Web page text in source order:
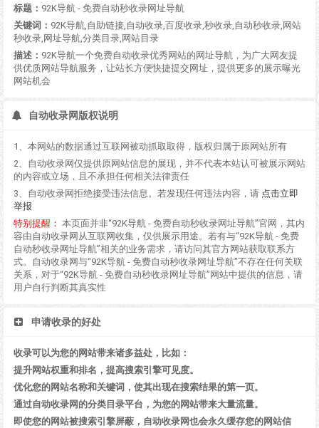
标题： 92K导航 - 免费自动秒收录网址导航
关键词： 92K导航,自助链接,自动收录,百度收录,秒收录,自动秒收录,网站
秒收录,网址导航,分类目录,网站目录
描述： 92K导航一个免费自动收录优秀网站的网址导航，为广大网友提
供优质网站导航服务，让站长方便快捷提交网址，提供更多的展示曝光
网站机会
自动收录网版权说明
1、本网站的数据通过互联网被动抓取取得，版权归属于原网站所有
2、自动收录网仅提供原网站信息的展现，并不代表本站认可被展示网站
的内容或立场，且不承担任何相关法律责任
3、自动收录网拒绝接受违法信息。若发现任何违法内容，请 点击立即
举报
特别提醒： 本页面并非“92K导航 - 免费自动秒收录网址导航”官网，其内
容由自动收录网从互联网收集，仅供展示用途。若有与“92K导航 - 免费
自动秒收录网址导航”相关的业务需求，请访问其官方网站获取联系方
式。自动收录网与“92K导航 - 免费自动秒收录网址导航”不存在任何关联
关系，对于“92K导航 - 免费自动秒收录网址导航”网站中提供的信息，请
用户自行判断其真实性
申请收录的好处
收录可以为您的网站带来诸多益处，比如：
提升网站权重和排名，提高搜索引擎可见度。
优化您的网站名称和关键词，使其出现在搜索结果的第一页。
通过自动收录网的分类目录平台，为您的网站带来大量流量。
即使您的网站被搜索引擎屏蔽，自动收录网也会永久缓存您的网站信